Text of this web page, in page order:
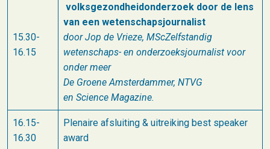
15.30-
16.15
volksgezondheidonderzoek door de lens
van een wetenschapsjournalist
door Jop de Vrieze, MScZelfstandig
wetenschaps- en onderzoeksjournalist voor
onder meer
De Groene Amsterdammer, NTVG
en Science Magazine.
16.15-
16.30
Plenaire afsluiting & uitreiking best speaker
award